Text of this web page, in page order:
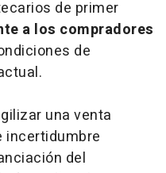
de primer
a los compradores
de
una venta
incertidumbre
del